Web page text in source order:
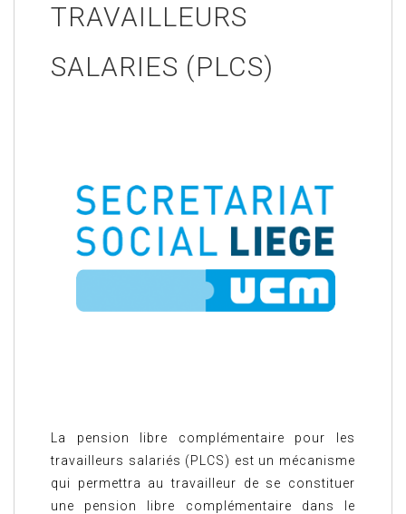
TRAVAILLEURS
SALARIES (PLCS)
La pension libre complémentaire pour les
travailleurs salariés (PLCS) est un mécanisme
qui permettra au travailleur de se constituer
une pension libre complémentaire dans le